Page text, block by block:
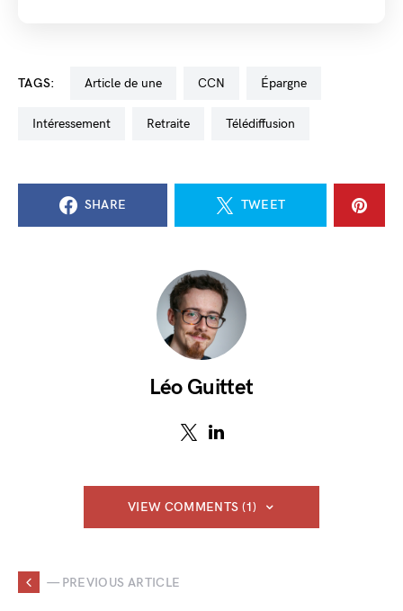
TAGS: Article de une CCN épargne
intéressement retraite télédiffusion
SHARE TWEET
Léo Guittet
VIEW COMMENTS (1)
— PREVIOUS ARTICLE